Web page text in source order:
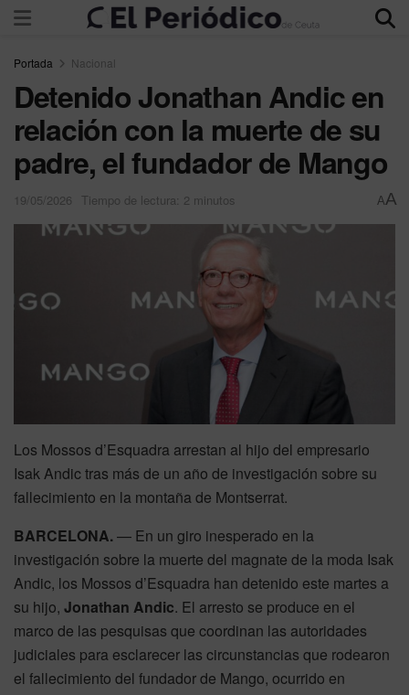
Portada Nacional
Detenido Jonathan Andic en
relación con la muerte de su
padre, el fundador de Mango
19/05/2026 Tiempo de lectura: 2 minutos AA
Los Mossos d’Esquadra arrestan al hijo del empresario
Isak Andic tras más de un año de investigación sobre su
fallecimiento en la montaña de Montserrat.
BARCELONA.— En un giro inesperado en la
investigación sobre la muerte del magnate de la moda Isak
Andic, los Mossos d’Esquadra han detenido este martes a
su hijo, Jonathan Andic. El arresto se produce en el
marco de las pesquisas que coordinan las autoridades
judiciales para esclarecer las circunstancias que rodearon
el fallecimiento del fundador de Mango, ocurrido en